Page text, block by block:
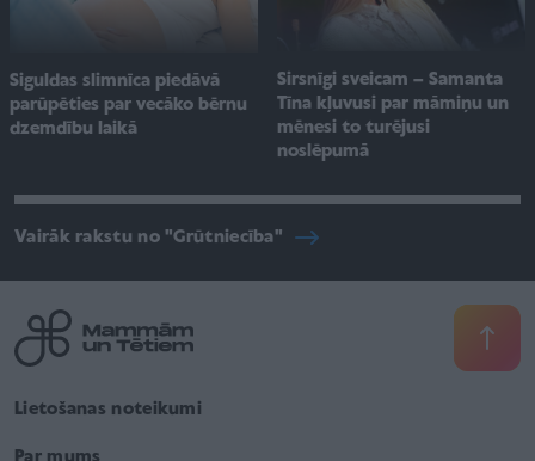
Siguldas slimnīca piedāvā
parūpēties par vecāko bērnu
dzemdību laikā
Sirsnīgi sveicam – Samanta
Tīna kļuvusi par māmiņu un
mēnesi to turējusi
noslēpumā
Vairāk rakstu no "Grūtniecība"
Lietošanas noteikumi